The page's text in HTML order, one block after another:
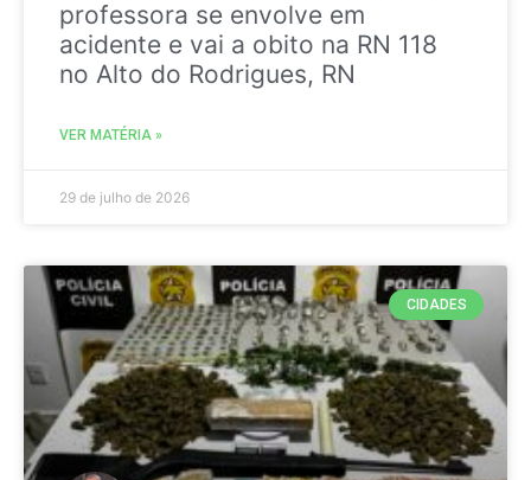
professora se envolve em
acidente e vai a obito na RN 118
no Alto do Rodrigues, RN
VER MATÉRIA »
29 de julho de 2026
CIDADES